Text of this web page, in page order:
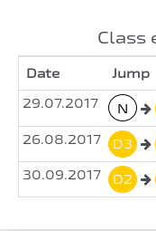
Class
Date Jump
29.07.2017
N
26.08.2017 D3
30.09.2017 D2